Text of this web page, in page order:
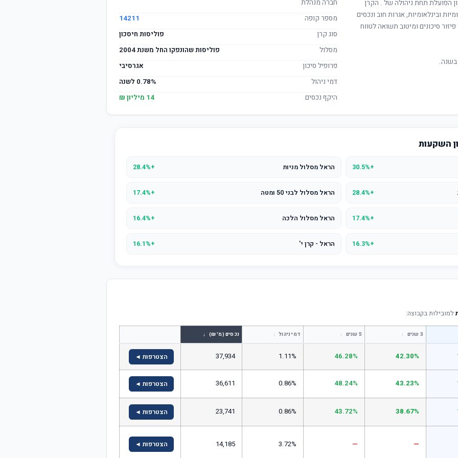
הפועלת תחת ניהולה של . הקרן
ובינלאומיות, אגרות חוב ונכסים
סיכונים ומיטוב תשואה לטווח
חברה מנהלת
מספר קופה
14211
סוג קרן
פוליסות חיסכון
מסלול
פוליסות שהונפקו החל משנת 2004
פרופיל סיכון
אגרסיבי
דמי ניהול
0.78% לשנה
היקף נכסים
14 מיליון ₪
השקעות
+30.5% הראל מסלול מניות +28.4%
+28.4% הראל מסלול לבני 50 ומטה +17.4%
+17.4% הראל מסלול הלכה +16.4%
+16.3% הראל - קרן י' +16.1%
למובילות בקבוצה:
3 שנים ↕ 5 שנים ↕ דמי ניהול ↕ נכסים (מ' ₪) ↓
42.30%
46.28%
1.11%
37,934 הצטרפות ◄
43.23%
48.24%
0.86%
36,611 הצטרפות ◄
38.67%
43.72%
0.86%
23,741 הצטרפות ◄
—
—
3.72%
14,185 הצטרפות ◄